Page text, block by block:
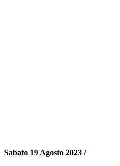
Sabato 19 Agosto 2023 /